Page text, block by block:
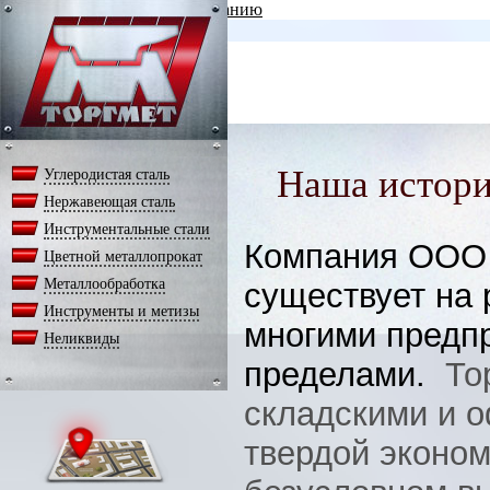
Перейти к основному содержанию
Углеродистая сталь
Нержавеющая сталь
Инструментальные стали
Цветной металлопрокат
Металлообработка
Инструменты и метизы
Неликвиды
Наша
Компания ООО
существует на
многими
пределами.
складскими и
твердой